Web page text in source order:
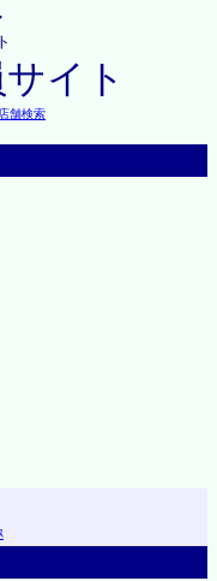
イト
店舗検索